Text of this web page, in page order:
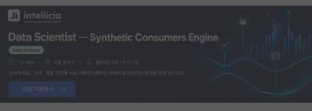
학술 정보 게시판
홍보 게시판
커리어
유학교육